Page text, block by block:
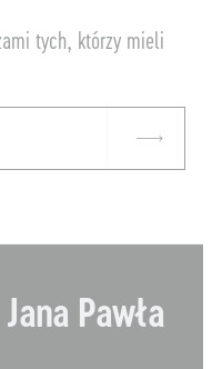
tych, którzy mieli
Pawła